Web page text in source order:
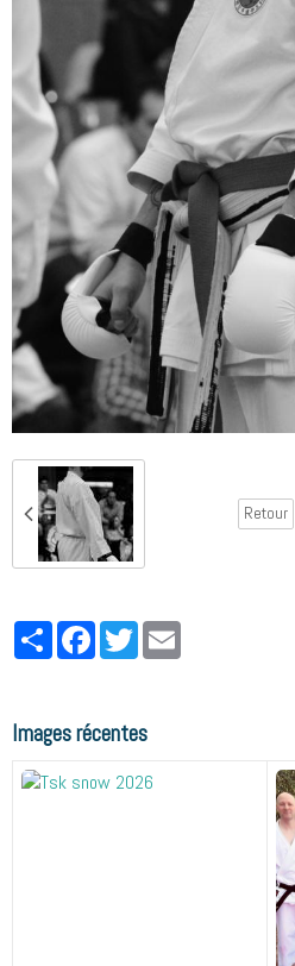
Retour
PartagerFacebookTwitter
Images récentes